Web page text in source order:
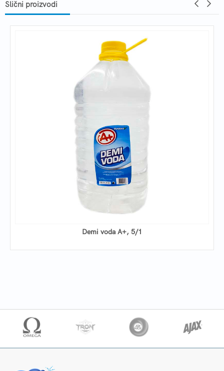
Slični proizvodi
Demi voda A+, 5/1